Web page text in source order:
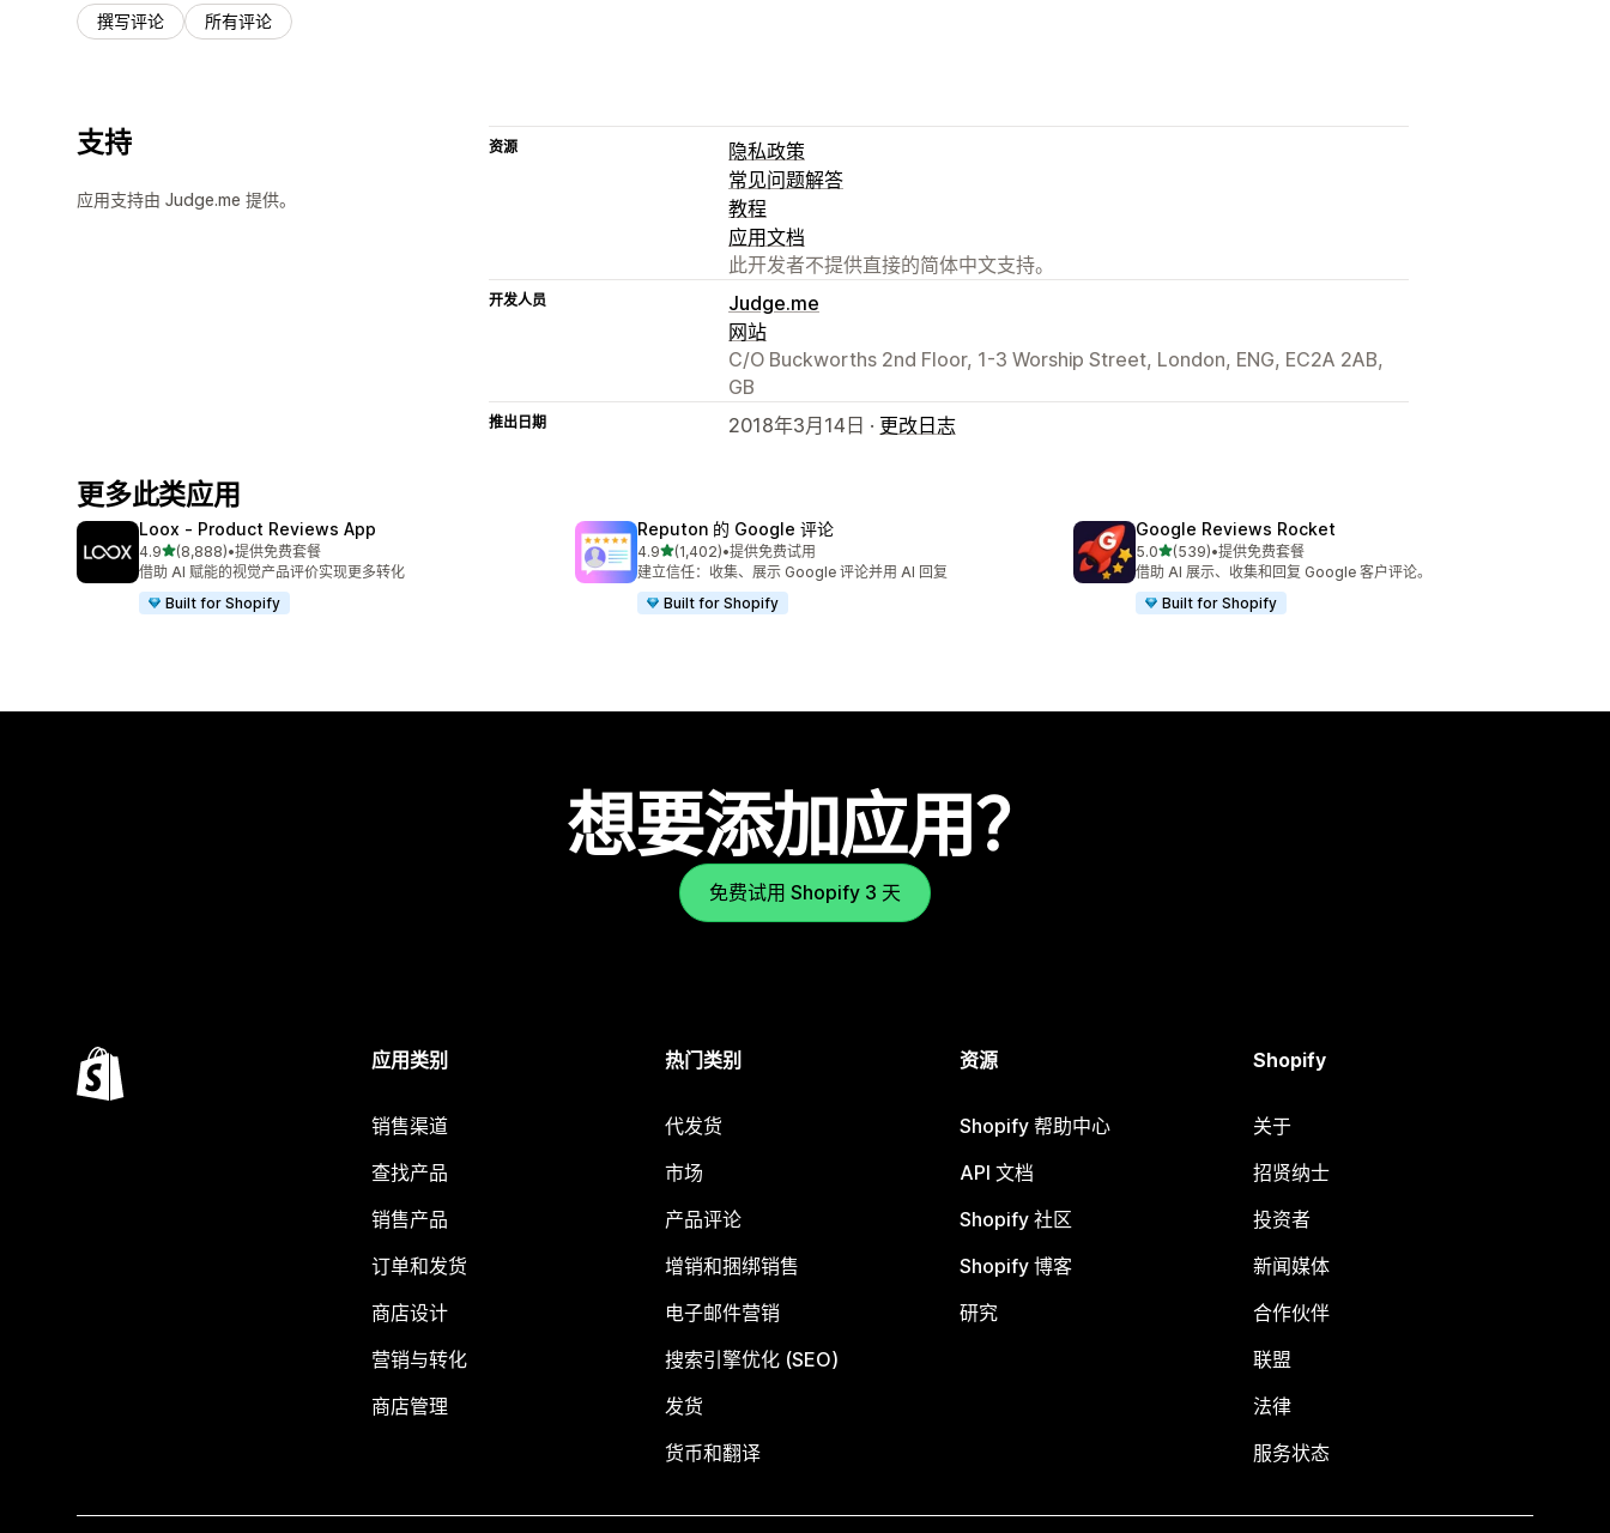
撰写评论 所有评论
支持
应用支持由 Judge.me 提供。
资源
隐私政策
常见问题解答
教程
应用文档
此开发者不提供直接的简体中文支持。
开发人员
Judge.me
网站
C/O Buckworths 2nd Floor, 1-3 Worship Street, London, ENG, EC2A 2AB,
GB
推出日期 2018年3月14日 · 更改日志
更多此类应用
Loox ‑ Product Reviews App
4.9星（满分 5 星）
(8,888)
总共 8888 条评论
•提供免费套餐
借助 AI 赋能的视觉产品评价实现更多转化
Built for Shopify
Reputon 的 Google 评论
4.9星（满分 5 星）
(1,402)
总共 1402 条评论
•提供免费试用
建立信任：收集、展示 Google 评论并用 AI 回复
Built for Shopify
Google Reviews Rocket
5.0星（满分 5 星）
(539)
总共 539 条评论
•提供免费套餐
借助 AI 展示、收集和回复 Google 客户评论。
Built for Shopify
想要添加应用？
免费试用 Shopify 3 天
应用类别
销售渠道
查找产品
销售产品
订单和发货
商店设计
营销与转化
商店管理
热门类别
代发货
市场
产品评论
增销和捆绑销售
电子邮件营销
搜索引擎优化 (SEO)
发货
货币和翻译
资源
Shopify 帮助中心
API 文档
Shopify 社区
Shopify 博客
研究
Shopify
关于
招贤纳士
投资者
新闻媒体
合作伙伴
联盟
法律
服务状态